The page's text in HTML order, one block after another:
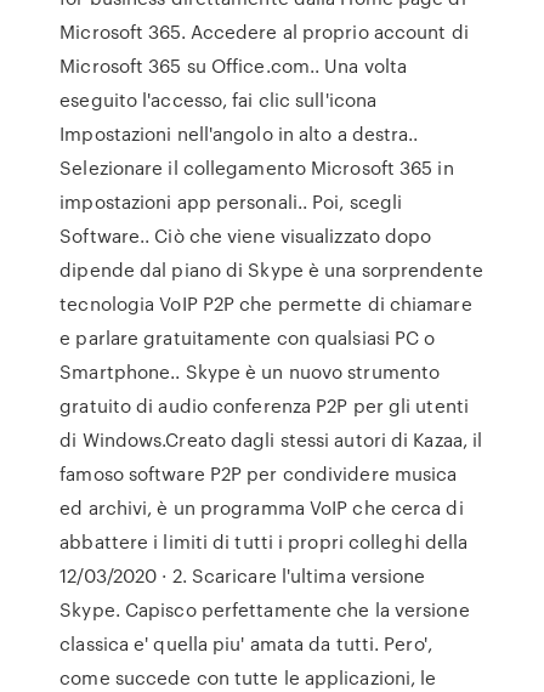
Microsoft 365. Accedere al proprio account di
Microsoft 365 su Office.com.. Una volta
eseguito l'accesso, fai clic sull'icona
Impostazioni nell'angolo in alto a destra..
Selezionare il collegamento Microsoft 365 in
impostazioni app personali.. Poi, scegli
Software.. Ciò che viene visualizzato dopo
dipende dal piano di Skype è una sorprendente
tecnologia VoIP P2P che permette di chiamare
e parlare gratuitamente con qualsiasi PC o
Smartphone.. Skype è un nuovo strumento
gratuito di audio conferenza P2P per gli utenti
di Windows.Creato dagli stessi autori di Kazaa, il
famoso software P2P per condividere musica
ed archivi, è un programma VoIP che cerca di
abbattere i limiti di tutti i propri colleghi della
12/03/2020 · 2. Scaricare l'ultima versione
Skype. Capisco perfettamente che la versione
classica e' quella piu' amata da tutti. Pero',
come succede con tutte le applicazioni, le